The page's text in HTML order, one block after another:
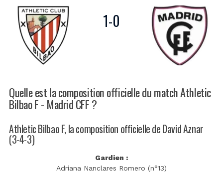
1-0
Quelle est la composition officielle du match Athletic
Bilbao F - Madrid CFF ?
Athletic Bilbao F, la composition officielle de David Aznar
(3-4-3)
Gardien :
Adriana Nanclares Romero (n°13)